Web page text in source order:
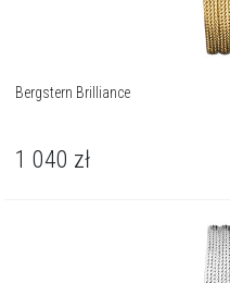
Bergstern Brilliance
1 040 zł